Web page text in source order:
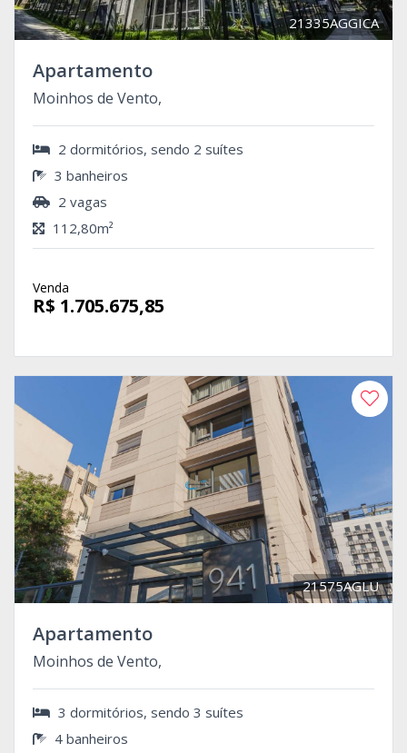
21335AGGICA
Apartamento
Moinhos de Vento,
2 dormitórios, sendo 2 suítes
3 banheiros
2 vagas
112,80m²
Venda
R$ 1.705.675,85
21575AGLU
Apartamento
Moinhos de Vento,
3 dormitórios, sendo 3 suítes
4 banheiros